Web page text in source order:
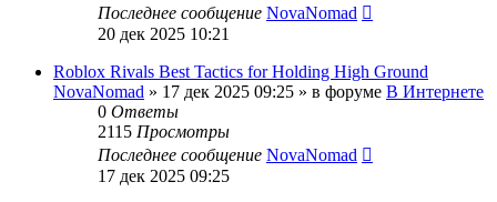
Последнее сообщение NovaNomad
20 дек 2025 10:21
Roblox Rivals Best Tactics for Holding High Ground
NovaNomad » 17 дек 2025 09:25 » в форуме В Интернете
0 Ответы
2115 Просмотры
Последнее сообщение NovaNomad
17 дек 2025 09:25